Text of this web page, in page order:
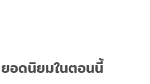
ยอดนิยมในตอนนี้